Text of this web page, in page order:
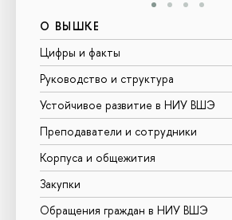
О ВЫШКЕ
Цифры и факты
Руководство и структура
Устойчивое развитие в НИУ ВШЭ
Преподаватели и сотрудники
Корпуса и общежития
Закупки
Обращения граждан в НИУ ВШЭ